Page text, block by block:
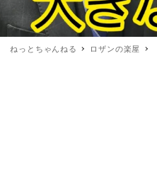
ねっとちゃんねる ロザンの楽屋